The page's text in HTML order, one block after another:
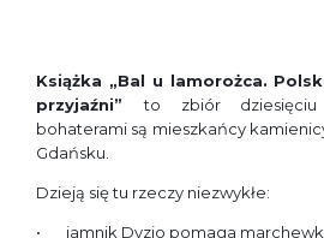
Książka „Bal u lamorożca.
przyjaźni”to zbiór dziesięciu
bohaterami są mieszkańcy
Gdańsku.
Dzieją się tu rzeczy niezwykłe:
jamnik Dyzio pomaga